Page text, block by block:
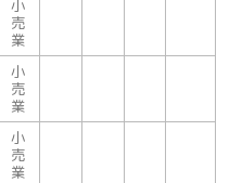
小
売
業
小
売
業
小
売
業